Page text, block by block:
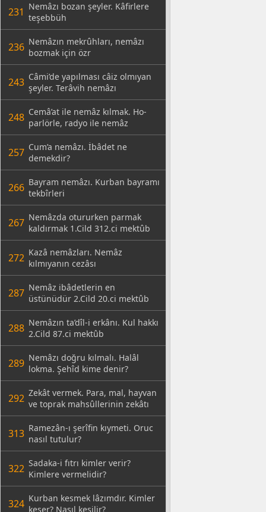
231 Nemâzı bozan şeyler. Kâfirlere
teşebbüh
236 Nemâzın mekrûhları, nemâzı
bozmak için özr
243 Câmi’de yapılması câiz olmıyan
şeyler. Terâvih nemâzı
248 Cemâ’at ile nemâz kılmak. Ho-
parlörle, radyo ile nemâz
257 Cum’a nemâzı. İbâdet ne
demekdir?
266 Bayram nemâzı. Kurban bayramı
tekbîrleri
267 Nemâzda otururken parmak
kaldırmak 1.Cild 312.ci mektûb
272 Kazâ nemâzları. Nemâz
kılmıyanın cezâsı
287 Nemâz ibâdetlerin en
üstünüdür 2.Cild 20.ci mektûb
288 Nemâzın ta’dîl-i erkânı. Kul hakkı
2.Cild 87.ci mektûb
289 Nemâzı doğru kılmalı. Halâl
lokma. Şehîd kime denir?
292 Zekât vermek. Para, mal, hayvan
ve toprak mahsûllerinin zekâtı
313 Ramezân-ı şerîfin kıymeti. Oruc
nasıl tutulur?
322 Sadaka-i fıtrı kimler verir?
Kimlere vermelidir?
324 Kurban kesmek lâzımdır. Kimler
keser? Nasıl kesilir?